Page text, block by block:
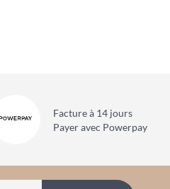
Facture à 14 jours
Payer avec Powerpay